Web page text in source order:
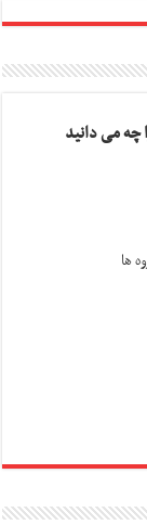
چه می دانید
ها